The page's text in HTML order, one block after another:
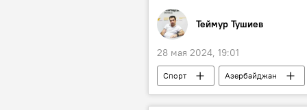
Теймур Тушиев
28 мая 2024, 19:01
Спорт Азербайджан
Международная федерация дзюдо